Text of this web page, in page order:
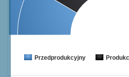
Przedprodukcyjny